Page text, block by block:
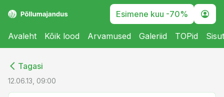
Esimene kuu -70%
Avaleht Kõik lood Arvamused Galeriid TOPid
Tagasi
12.06.13, 09:00